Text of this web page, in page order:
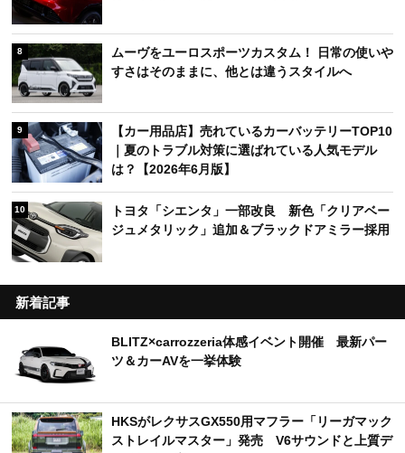
8
ムーヴをユーロスポーツカスタム！ 日常の使いや
すさはそのままに、他とは違うスタイルへ
9
【カー用品店】売れているカーバッテリーTOP10
｜夏のトラブル対策に選ばれている人気モデル
は？【2026年6月版】
10
トヨタ「シエンタ」一部改良 新色「クリアベー
ジュメタリック」追加＆ブラックドアミラー採用
新着記事
BLITZ×carrozzeria体感イベント開催 最新パー
ツ＆カーAVを一挙体験
HKSがレクサスGX550用マフラー「リーガマック
ストレイルマスター」発売 V6サウンドと上質デ